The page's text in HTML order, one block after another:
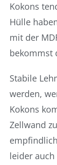
Kokons
Hülle
mit der
bekommst
Stabile
werden,
Kokons
Zellwand
leider